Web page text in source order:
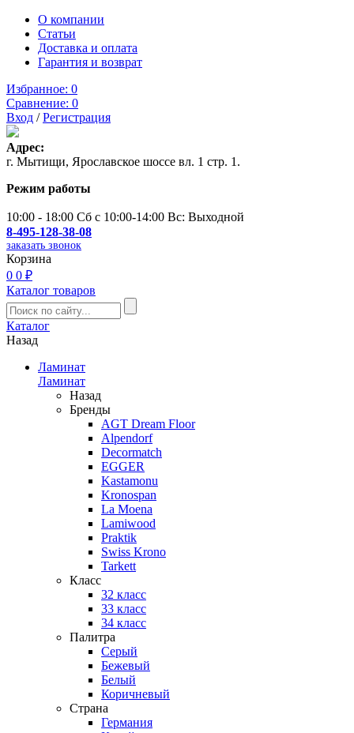
О компании
Статьи
Доставка и оплата
Гарантия и возврат
Избранное: 0
Сравнение: 0
Вход /Регистрация
Адрес:
г. Мытищи, Ярославское шоссе вл. 1 стр. 1.
Режим работы
10:00 - 18:00 Сб с 10:00-14:00 Вс: Выходной
8-495-128-38-08
заказать звонок
Корзина
0 0 ₽
Каталог товаров
Каталог
Назад
Ламинат
Ламинат
Назад
Бренды
AGT Dream Floor
Alpendorf
Decormatch
EGGER
Kastamonu
Kronospan
La Moena
Lamiwood
Praktik
Swiss Krono
Tarkett
Класс
32 класс
33 класс
34 класс
Палитра
Серый
Бежевый
Белый
Коричневый
Страна
Германия